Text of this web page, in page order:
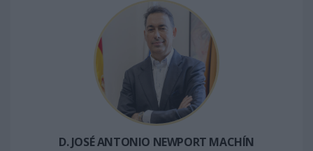
D. JOSÉ ANTONIO NEWPORT MACHÍN